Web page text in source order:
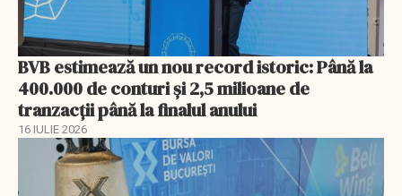
BVB estimează un nou record istoric: Până la
400.000 de conturi și 2,5 milioane de
tranzacții până la finalul anului
16 IULIE 2026